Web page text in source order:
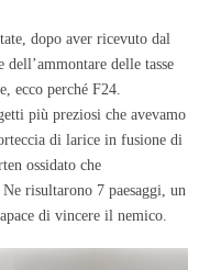
dopo aver ricevuto dal
delle tasse
ecco perché F24.
più preziosi che avevamo
di larice in fusione di
ossidato che
risultarono 7 paesaggi, un
di vincere il nemico.